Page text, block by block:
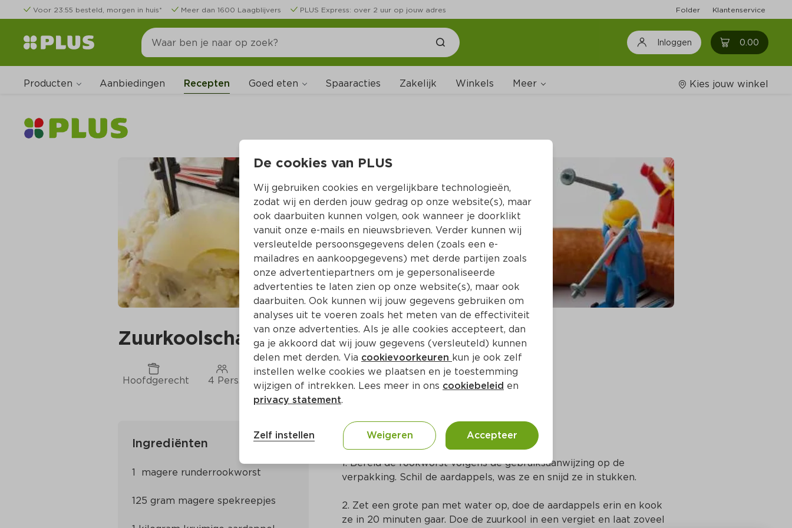
Voor 23:55 besteld, morgen in huis* Meer dan 1600 Laagblijvers PLUS Express: over 2 uur op jouw adres Folder Klantenservice
Inloggen 0.00 0
Producten Aanbiedingen Recepten Goed eten Spaaracties Zakelijk Winkels Meer
Boodschappenlijstjes
Kies jouw winkel
Zuurkoolschans
Hoofdgerecht 4 Pers. Ca. 65 Min Nederlands
Ingrediënten
Bereidingswijze
1. Bereid de rookworst volgens de gebruiksaanwijzing op de
verpakking. Schil de aardappels, was ze en snijd ze in stukken.
2. Zet een grote pan met water op, doe de aardappels erin en kook
ze in 20 minuten gaar. Doe de zuurkool in een vergiet en laat zoveel
De cookies van PLUS
Wij gebruiken cookies en vergelijkbare technologieën,
zodat wij en derden jouw gedrag op onze website(s), maar
ook daarbuiten kunnen volgen, ook wanneer je doorklikt
vanuit onze e-mails en nieuwsbrieven. Verder kunnen wij
versleutelde persoonsgegevens delen (zoals een e-
mailadres en aankoopgegevens) met derde partijen zoals
onze advertentiepartners om je gepersonaliseerde
advertenties te laten zien op onze website(s), maar ook
daarbuiten. Ook kunnen wij jouw gegevens gebruiken om
analyses uit te voeren zoals het meten van de effectiviteit
van onze advertenties. Als je alle cookies accepteert, dan
ga je akkoord dat wij jouw gegevens (versleuteld) kunnen
delen met derden. Via cookievoorkeuren kun je ook zelf
instellen welke cookies we plaatsen en je toestemming
wijzigen of intrekken. Lees meer in ons cookiebeleid en
privacy statement.
Zelf instellen Weigeren Accepteer